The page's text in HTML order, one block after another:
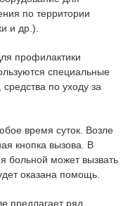
по территории
и др.).
профилактики
специальные
по уходу за
время суток. Возле
кнопка вызова. В
больной может вызвать
оказана помощь.
предлагает ряд